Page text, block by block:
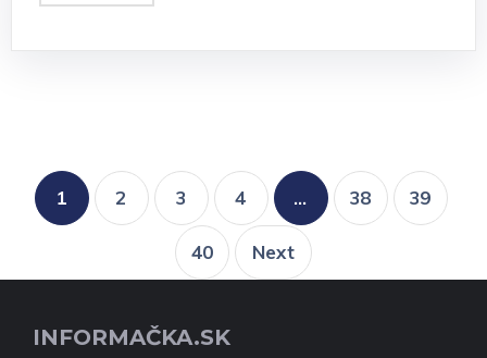
1 2 3 4 … 38 39
40 Next
INFORMAČKA.SK